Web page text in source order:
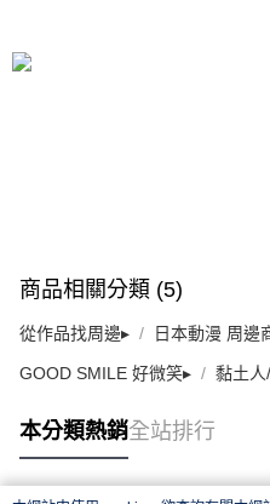
商品相關分類 (5)
從作品找周邊▸ 日本動漫 周邊
GOOD SMILE 好微笑▸ 黏土
本分類熱銷全站排行